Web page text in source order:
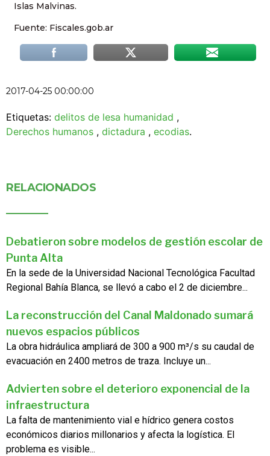
Islas Malvinas.
Fuente: Fiscales.gob.ar
2017-04-25 00:00:00
Etiquetas: delitos de lesa humanidad ,
Derechos humanos , dictadura , ecodias.
RELACIONADOS
Debatieron sobre modelos de gestión escolar de
Punta Alta
En la sede de la Universidad Nacional Tecnológica Facultad
Regional Bahía Blanca, se llevó a cabo el 2 de diciembre...
La reconstrucción del Canal Maldonado sumará
nuevos espacios públicos
La obra hidráulica ampliará de 300 a 900 m³/s su caudal de
evacuación en 2400 metros de traza. Incluye un...
Advierten sobre el deterioro exponencial de la
infraestructura
La falta de mantenimiento vial e hídrico genera costos
económicos diarios millonarios y afecta la logística. El
problema es visible...